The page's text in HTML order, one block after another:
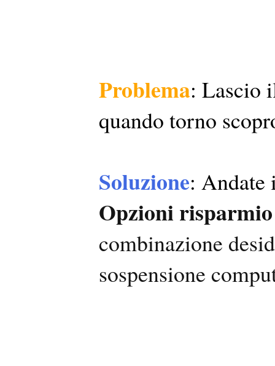
Problema: Lascio
quando torno
Soluzione:
Opzioni
combinazione
sospensione